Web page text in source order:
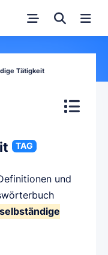
Tätigkeit
TAG
und
selbständige